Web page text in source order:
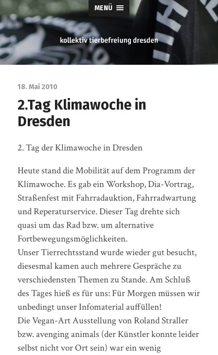
MENÜ
tierbefreiung
18. Mai 2010
2.Tag Klimawoche in
Dresden
2. Tag der Klimawoche in Dresden
Heute stand die Mobilität auf dem Programm der
Klimawoche. Es gab ein Workshop, Dia-Vortrag,
Straßenfest mit Fahrradauktion, Fahrradwartung
und Reperaturservice. Dieser Tag drehte sich
quasi um das Rad bzw. um alternative
Fortbewegungsmöglichkeiten.
Unser Tierrechtsstand wurde wieder gut besucht,
diesesmal kamen auch mehrere Gespräche zu
verschiedensten Themen zu Stande. Am Schluß
des Tages hieß es für uns: Für Morgen müssen wir
unbedingt unser Infomaterial auffüllen!
Die Vegan-Art Ausstellung von Roland Straller
bzw. avenging animals (der Künstler konnte leider
selbst nicht vor Ort sein) war ein wenig